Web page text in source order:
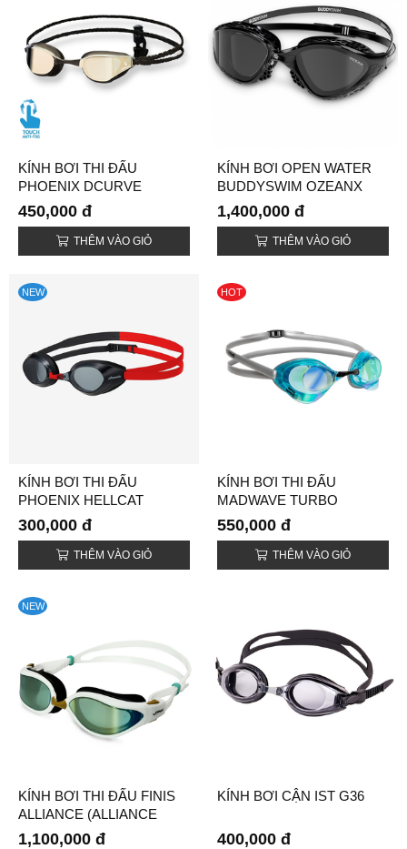
KÍNH BƠI THI ĐẤU
PHOENIX DCURVE
450,000 đ
THÊM VÀO GIỎ
KÍNH BƠI OPEN WATER
BUDDYSWIM OZEANX
1,400,000 đ
THÊM VÀO GIỎ
NEW
KÍNH BƠI THI ĐẤU
PHOENIX HELLCAT
300,000 đ
THÊM VÀO GIỎ
HOT
KÍNH BƠI THI ĐẤU
MADWAVE TURBO
RACER II RAINBOW
550,000 đ
THÊM VÀO GIỎ
NEW
KÍNH BƠI THI ĐẤU FINIS
ALLIANCE (ALLIANCE
GOGGLE)
1,100,000 đ
KÍNH BƠI CẬN IST G36
400,000 đ